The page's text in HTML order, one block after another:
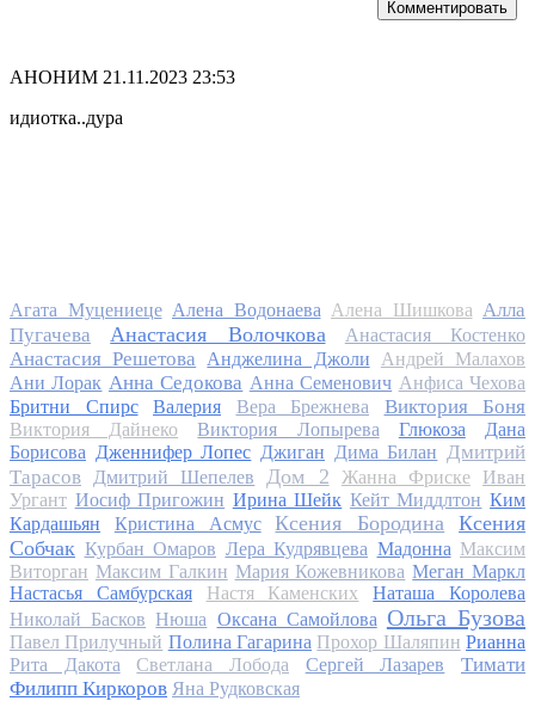
Комментировать
АНОНИМ 21.11.2023 23:53
идиотка..дура
Агата Муцениеце Алена Водонаева Алена Шишкова Алла
Пугачева
Анастасия Волочкова Анастасия Костенко
Анастасия Решетова Анджелина Джоли
Андрей Малахов
Ани Лорак Анна Седокова Анна Семенович Анфиса Чехова
Бритни Спирс
Валерия Вера Брежнева Виктория Боня
Виктория Дайнеко Виктория Лопырева Глюкоза
Дана
Борисова Дженнифер Лопес Джиган Дима Билан
Дмитрий
Тарасов
Дмитрий Шепелев Дом 2 Жанна Фриске
Иван
Ургант Иосиф Пригожин Ирина Шейк Кейт Миддлтон Ким
Кардашьян
Кристина Асмус Ксения Бородина
Ксения
Собчак Курбан Омаров Лера Кудрявцева Мадонна Максим
Виторган Максим Галкин Мария Кожевникова Меган Маркл
Настасья Самбурская
Настя Каменских
Наташа Королева
Николай Басков Нюша Оксана Самойлова Ольга Бузова
Павел Прилучный Полина Гагарина Прохор Шаляпин Рианна
Рита Дакота
Светлана Лобода Сергей Лазарев
Тимати
Филипп Киркоров Яна Рудковская